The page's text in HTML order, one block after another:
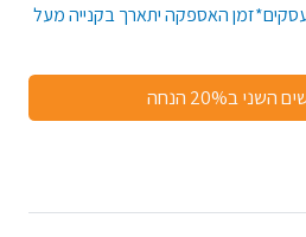
לכל הארץ עד 5 ימי עסקים*זמן האספקה יתארך בקנייה מעל
ב20% הנחה